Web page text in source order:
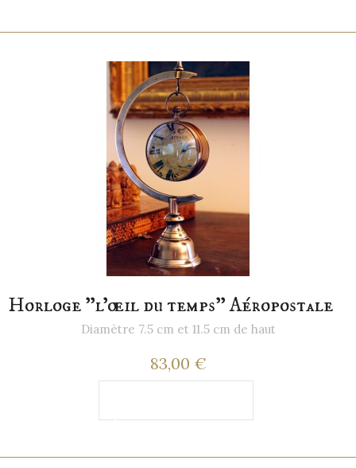
Horloge "l'œil du temps" Aéropostale
Diamètre 7.5 cm et 11.5 cm de haut
83,00 €